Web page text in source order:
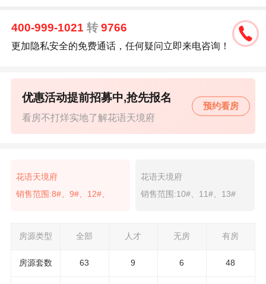
400-999-1021转 9766
更加隐私安全的免费通话，任何疑问立即来电咨询！
看房不打烊实地了解花语天境府
优惠活动提前招募中,抢先报名
预约看房
花语天境府
销售范围:8#、9#、12#、
花语天境府
销售范围:10#、11#、13#
房源类型 全部 人才 无房 有房
房源套数 63 9 6 48